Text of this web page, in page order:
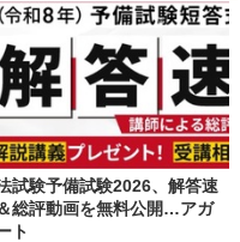
試験予備試験2026、解答速
総評動画を無料公開…アガ
ト